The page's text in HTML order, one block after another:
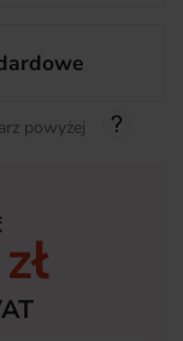
powyżej